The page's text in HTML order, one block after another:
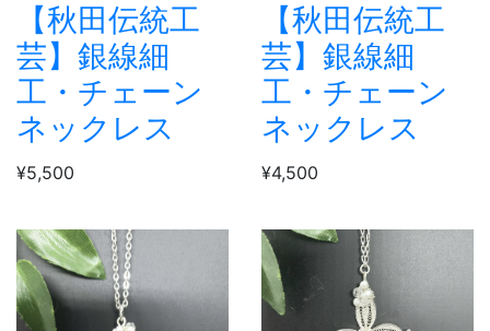
【秋田伝統工
芸】銀線細
工・チェーン
ネックレス
¥5,500
【秋田伝統工
芸】銀線細
工・チェーン
ネックレス
¥4,500